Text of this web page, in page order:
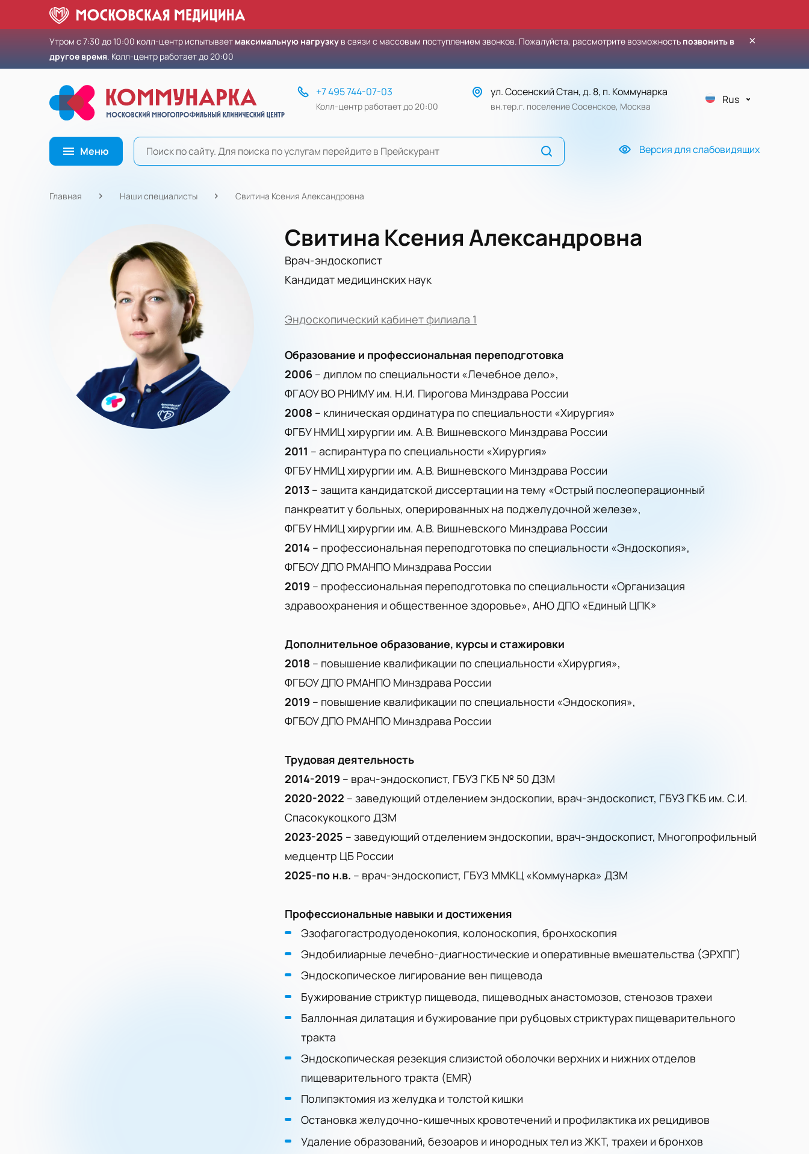
Утром с 7:30 до 10:00 колл-центр испытывает максимальную нагрузку в связи с массовым поступлением звонков. Пожалуйста, рассмотрите возможность позвонить в
другое время. Колл-центр работает до 20:00
×
+7 495 744-07-03
Колл-центр работает до 20:00
ул. Сосенский Стан, д. 8, п. Коммунарка
вн.тер.г. поселение Сосенское, Москва
Rus
Меню Версия для слабовидящих
Главная Наши специалисты Свитина Ксения Александровна
Свитина Ксения Александровна
Врач-эндоскопист
Кандидат медицинских наук
Эндоскопический кабинет филиала 1
Образование и профессиональная переподготовка
2006 – диплом по специальности «Лечебное дело»,
ФГАОУ ВО РНИМУ им. Н.И. Пирогова Минздрава России
2008 – клиническая ординатура по специальности «Хирургия»
ФГБУ НМИЦ хирургии им. А.В. Вишневского Минздрава России
2011 – аспирантура по специальности «Хирургия»
ФГБУ НМИЦ хирургии им. А.В. Вишневского Минздрава России
2013 – защита кандидатской диссертации на тему «Острый послеоперационный
панкреатит у больных, оперированных на поджелудочной железе»,
ФГБУ НМИЦ хирургии им. А.В. Вишневского Минздрава России
2014 – профессиональная переподготовка по специальности «Эндоскопия»,
ФГБОУ ДПО РМАНПО Минздрава России
2019 – профессиональная переподготовка по специальности «Организация
здравоохранения и общественное здоровье», АНО ДПО «Единый ЦПК»
Дополнительное образование, курсы и стажировки
2018 – повышение квалификации по специальности «Хирургия»,
ФГБОУ ДПО РМАНПО Минздрава России
2019 – повышение квалификации по специальности «Эндоскопия»,
ФГБОУ ДПО РМАНПО Минздрава России
Трудовая деятельность
2014-2019 – врач-эндоскопист, ГБУЗ ГКБ № 50 ДЗМ
2020-2022 – заведующий отделением эндоскопии, врач-эндоскопист, ГБУЗ ГКБ им. С.И.
Спасокукоцкого ДЗМ
2023-2025 – заведующий отделением эндоскопии, врач-эндоскопист, Многопрофильный
медцентр ЦБ России
2025-по н.в. – врач-эндоскопист, ГБУЗ ММКЦ «Коммунарка» ДЗМ
Профессиональные навыки и достижения
Эзофагогастродуоденокопия, колоноскопия, бронхоскопия
Эндобилиарные лечебно-диагностические и оперативные вмешательства (ЭРХПГ)
Эндоскопическое лигирование вен пищевода
Бужирование стриктур пищевода, пищеводных анастомозов, стенозов трахеи
Баллонная дилатация и бужирование при рубцовых стриктурах пищеварительного
тракта
Эндоскопическая резекция слизистой оболочки верхних и нижних отделов
пищеварительного тракта (EMR)
Полипэктомия из желудка и толстой кишки
Остановка желудочно-кишечных кровотечений и профилактика их рецидивов
Удаление образований, безоаров и инородных тел из ЖКТ, трахеи и бронхов